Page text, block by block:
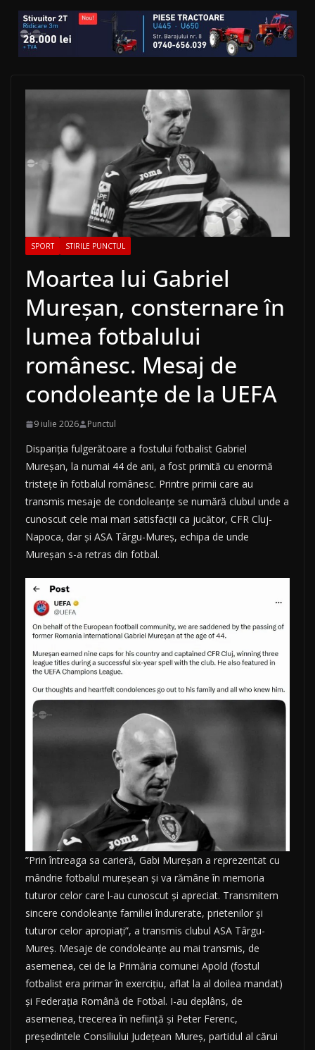
SPORT STIRILE PUNCTUL
Moartea lui Gabriel
Mureșan, consternare în
lumea fotbalului
românesc. Mesaj de
condoleanțe de la UEFA
9 iulie 2026 Punctul
Dispariția fulgerătoare a fostului fotbalist Gabriel
Mureșan, la numai 44 de ani, a fost primită cu enormă
tristețe în fotbalul românesc. Printre primii care au
transmis mesaje de condoleanțe se numără clubul unde a
cunoscut cele mai mari satisfacții ca jucător, CFR Cluj-
Napoca, dar și ASA Târgu-Mureș, echipa de unde
Mureșan s-a retras din fotbal.
”Prin întreaga sa carieră, Gabi Mureșan a reprezentat cu
mândrie fotbalul mureșean și va rămâne în memoria
tuturor celor care l-au cunoscut și apreciat. Transmitem
sincere condoleanțe familiei îndurerate, prietenilor și
tuturor celor apropiați”, a transmis clubul ASA Târgu-
Mureș. Mesaje de condoleanțe au mai transmis, de
asemenea, cei de la Primăria comunei Apold (fostul
fotbalist era primar în exercițiu, aflat la al doilea mandat)
și Federația Română de Fotbal. I-au deplâns, de
asemenea, trecerea în neființă și Peter Ferenc,
președintele Consiliului Județean Mureș, partidul al cărui